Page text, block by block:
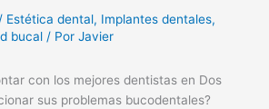
/ Estética dental, Implantes dentales,
bucal / Por Javier
con los mejores dentistas en Dos
sus problemas bucodentales?